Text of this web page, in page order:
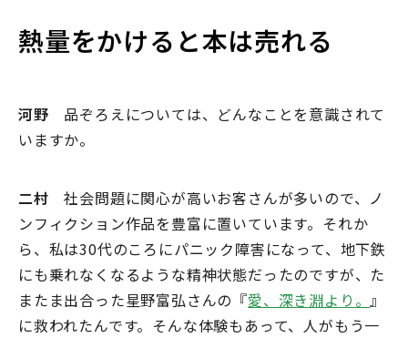
熱量をかけると本は売れる
河野 品ぞろえについては、どんなことを意識されて
いますか。
二村 社会問題に関心が高いお客さんが多いので、ノ
ンフィクション作品を豊富に置いています。それか
ら、私は30代のころにパニック障害になって、地下鉄
にも乗れなくなるような精神状態だったのですが、た
またま出合った星野富弘さんの『愛、深き淵より。』
に救われたんです。そんな体験もあって、人がもう一